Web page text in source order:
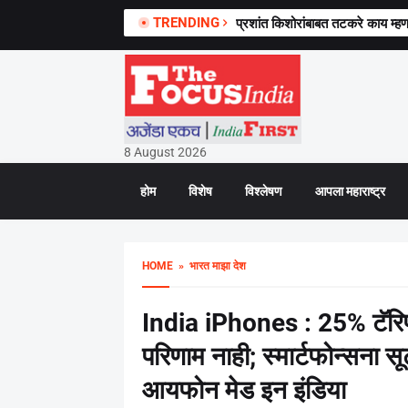
TRENDING प्रशांत किशोरांबाबत तटकरे काय
महाराष्ट्रात मोठी कारवाई! बॉम्ब
8 August 2026
होम विशेष विश्लेषण आपला महाराष्ट्र
HOME» भारत माझा देश
India iPhones : 25%
परिणाम नाही;
आयफोन मेड इन इंडिया